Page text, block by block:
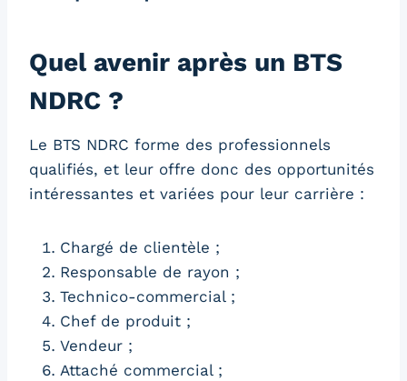
Quel avenir après un BTS
NDRC ?
Le BTS NDRC forme des professionnels
qualifiés, et leur offre donc des opportunités
intéressantes et variées pour leur carrière :
Chargé de clientèle ;
Responsable de rayon ;
Technico-commercial ;
Chef de produit ;
Vendeur ;
Attaché commercial ;